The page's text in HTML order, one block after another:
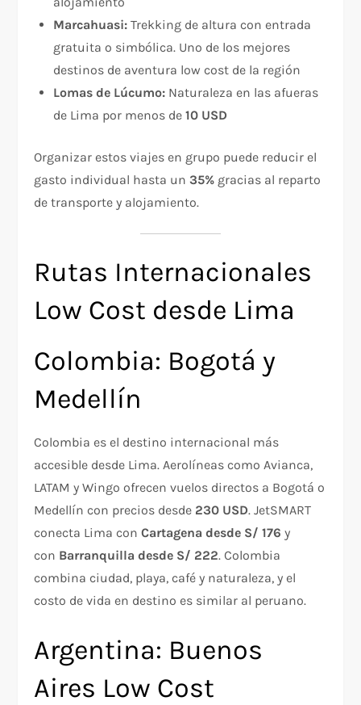
Marcahuasi: Trekking de altura con entrada
gratuita o simbólica. Uno de los mejores
destinos de aventura low cost de la región
Lomas de Lúcumo: Naturaleza en las afueras
de Lima por menos de10 USD
Organizar estos viajes en grupo puede reducir el
gasto individual hasta un35% gracias al reparto
de transporte y alojamiento.
Rutas Internacionales
Low Cost desde Lima
Colombia: Bogotá y
Medellín
Colombia es el destino internacional más
accesible desde Lima. Aerolíneas como Avianca,
LATAM y Wingo ofrecen vuelos directos a Bogotá o
Medellín con precios desde 230 USD. JetSMART
conecta Lima conCartagena desde S/ 176 y
con Barranquilla desde S/ 222. Colombia
combina ciudad, playa, café y naturaleza, y el
costo de vida en destino es similar al peruano.
Argentina: Buenos
Aires Low Cost